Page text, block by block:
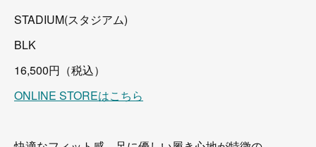
STADIUM(スタジアム)
BLK
16,500円（税込）
ONLINE STOREはこちら